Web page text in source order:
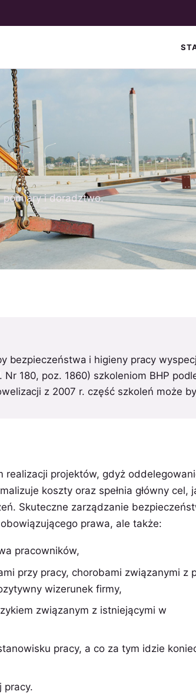
pomiary i doradztwo.
bezpieczeństwa i higieny pracy
Nr 180, poz. 1860) szkoleniom BHP
z 2007 r. część szkoleń może
projektów, gdyż
koszty oraz spełnia główny cel,
Skuteczne zarządzanie
prawa, ale także:
pracowników,
przy pracy, chorobami związanymi z
wizerunek firmy,
związanym z istniejącymi w
pracy, a co za tym idzie
pracy.